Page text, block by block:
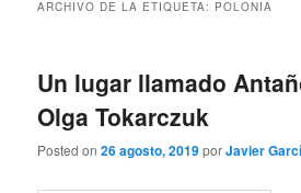
ARCHIVO DE LA ETIQUETA: POLONIA
Un lugar llamado
Olga Tokarczuk
Posted on26 agosto, 2019porJavier